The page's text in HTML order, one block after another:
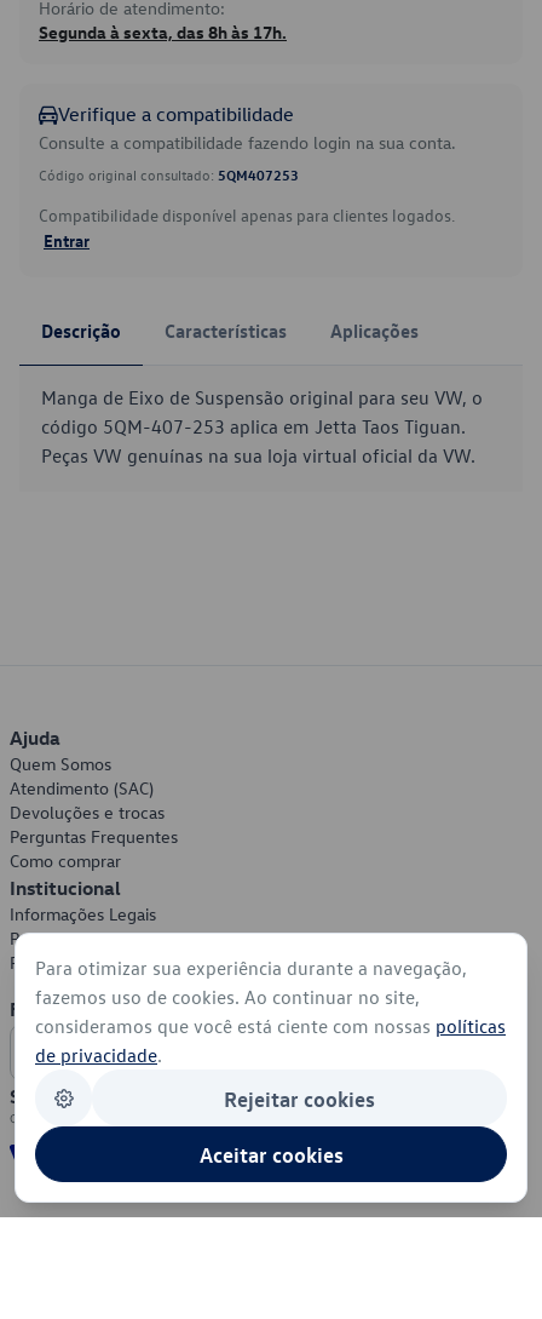
Horário de atendimento:
Segunda à sexta, das 8h às 17h.
Verifique a compatibilidade
Consulte a compatibilidade fazendo login na sua conta.
Código original consultado: 5QM407253
Compatibilidade disponível apenas para clientes logados.
Entrar
Descrição Características Aplicações
Manga de Eixo de Suspensão original para seu VW, o
código 5QM-407-253 aplica em Jetta Taos Tiguan.
Peças VW genuínas na sua loja virtual oficial da VW.
Ajuda
Quem Somos
Atendimento (SAC)
Devoluções e trocas
Perguntas Frequentes
Como comprar
Institucional
Informações Legais
Política de Privacidade
Política de Cookies
Formas de Pagamento
Segurança
Para otimizar sua experiência durante a navegação,
fazemos uso de cookies. Ao continuar no site,
consideramos que você está ciente com nossas políticas
de privacidade.
Rejeitar cookies
Aceitar cookies